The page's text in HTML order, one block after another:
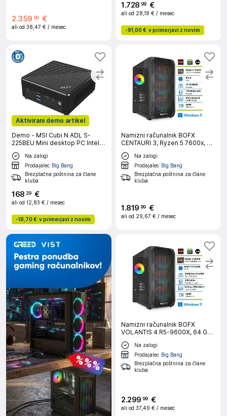
2.359 99 €
ali od 38,47 € / mesec
1 .728 99 €
ali od 28,18 € / mesec
-91,00 € v primerjavi z novim
Aktivirani demo artikel
Demo - MSI Cubi N ADL S-
225BEU Mini desktop PC Intel
N100 / WiFi 5 + BT 5.0 / 2x1Gbps
/ black barebone nettop
računalnik
Na zalogi
Prodajalec Big Bang
Brezplačna poštnina za člane
kluba
168 29 €
ali od 12,83 € / mesec
-18,70 € v primerjavi z novim
Namizni računalnik BOFX
CENTAURI 3, Ryzen 5 7600x, 32
GB RAM, 1 TB SSD, RTX 5060,
W11H|Gaming
Na zalogi
Prodajalec Big Bang
Brezplačna poštnina za člane
kluba
1 .819 99 €
ali od 29,67 € / mesec
Namizni računalnik BOFX
VOLANTIS 4 R5-9600X, 64 GB
RAM, 2 TB SSD, RTX5060TI,
W11HNa zalogi
Prodajalec Big Bang
Brezplačna poštnina za člane
kluba
2.299 99 €
ali od 37,49 € / mesec